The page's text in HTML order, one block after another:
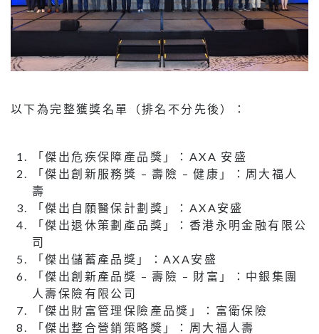
以下為完整獲獎名單（排名不分先後）：
「傑出危疾保障產品獎」：AXA 安盛
「傑出創新服務獎 – 壽險 – 健康」：周大福人
壽
「傑出自願醫保計劃獎」：AXA安盛
「傑出退休策劃產品獎」：香港永明金融有限公
司
「傑出儲蓄產品獎」：AXA安盛
「傑出創新產品獎 – 壽險 – 財富」：中銀集團
人壽保險有限公司
「傑出財富管理保險產品獎」：富衛保險
「傑出整合營銷策略獎」：周大福人壽